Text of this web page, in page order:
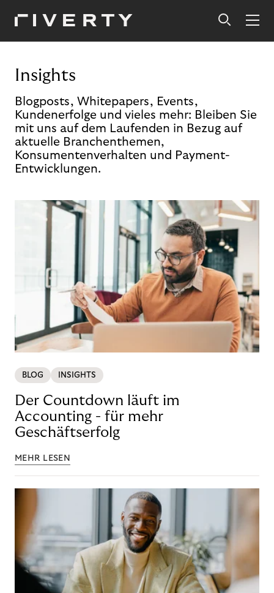
Insights
Blogposts, Whitepapers, Events,
Kundenerfolge und vieles mehr: Bleiben Sie
mit uns auf dem Laufenden in Bezug auf
aktuelle Branchenthemen,
Konsumentenverhalten und Payment-
Entwicklungen.
BLOG INSIGHTS
Der Countdown läuft im
Accounting - für mehr
Geschäftserfolg
MEHR LESEN